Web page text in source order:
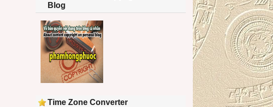
Blog
Time Zone Converter